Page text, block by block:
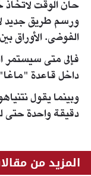
حان الوقت
ورسم طريق جديد
الفوضى. الأوراق
فإلى متى سيستمر
داخل قاعدة
وبينما يقول
دقيقة واحدة حتى
المزيد من